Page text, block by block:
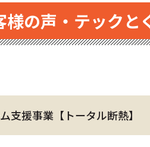
様の声・テックと
支援事業【トータル断熱】